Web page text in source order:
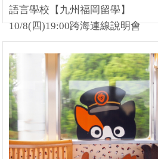
語言學校【九州福岡留學】
10/8(四)19:00跨海連線說明會